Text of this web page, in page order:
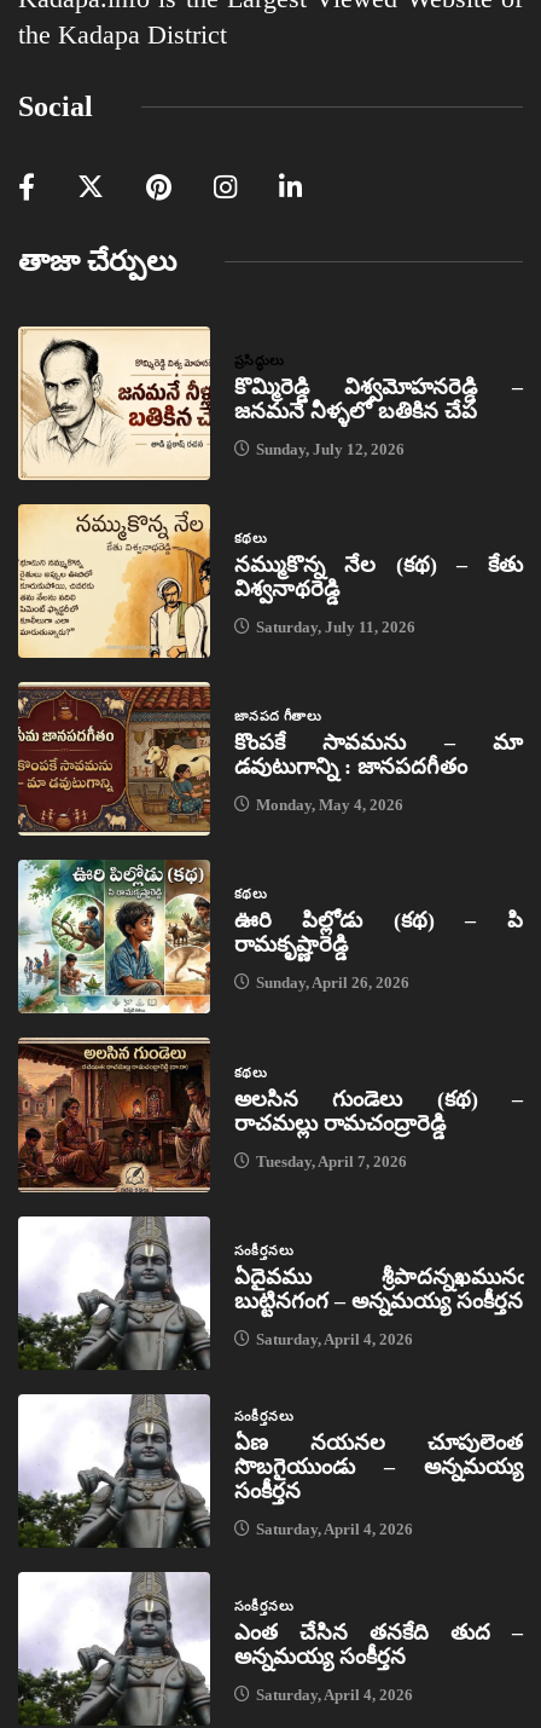
the Kadapa District
Social
తాజా చేర్పులు
ప్రసిద్ధులు
కొమ్మిరెడ్డి విశ్వమోహనరెడ్డి –
జనమనే నీళ్ళలో బతికిన చేప
Sunday, July 12, 2026
కథలు
నమ్ముకొన్న నేల (కథ) – కేతు
విశ్వనాథరెడ్డి
Saturday, July 11, 2026
జానపద గీతాలు
కొంపకే సావమను – మా
డవుటుగాన్ని : జానపదగీతం
Monday, May 4, 2026
కథలు
ఊరి పిల్లోడు (కథ) – పి
రామకృష్ణారెడ్డి
Sunday, April 26, 2026
కథలు
అలసిన గుండెలు (కథ) –
రాచమల్లు రామచంద్రారెడ్డి
Tuesday, April 7, 2026
సంకీర్తనలు
ఏదైవము శ్రీపాదన్నఖమునఁ
బుట్టినగంగ – అన్నమయ్య సంకీర్తన
Saturday, April 4, 2026
సంకీర్తనలు
ఏణ నయనల చూపులెంత
సొబగైయుండు – అన్నమయ్య
సంకీర్తన
Saturday, April 4, 2026
సంకీర్తనలు
ఎంత చేసిన తనకేది తుద –
అన్నమయ్య సంకీర్తన
Saturday, April 4, 2026